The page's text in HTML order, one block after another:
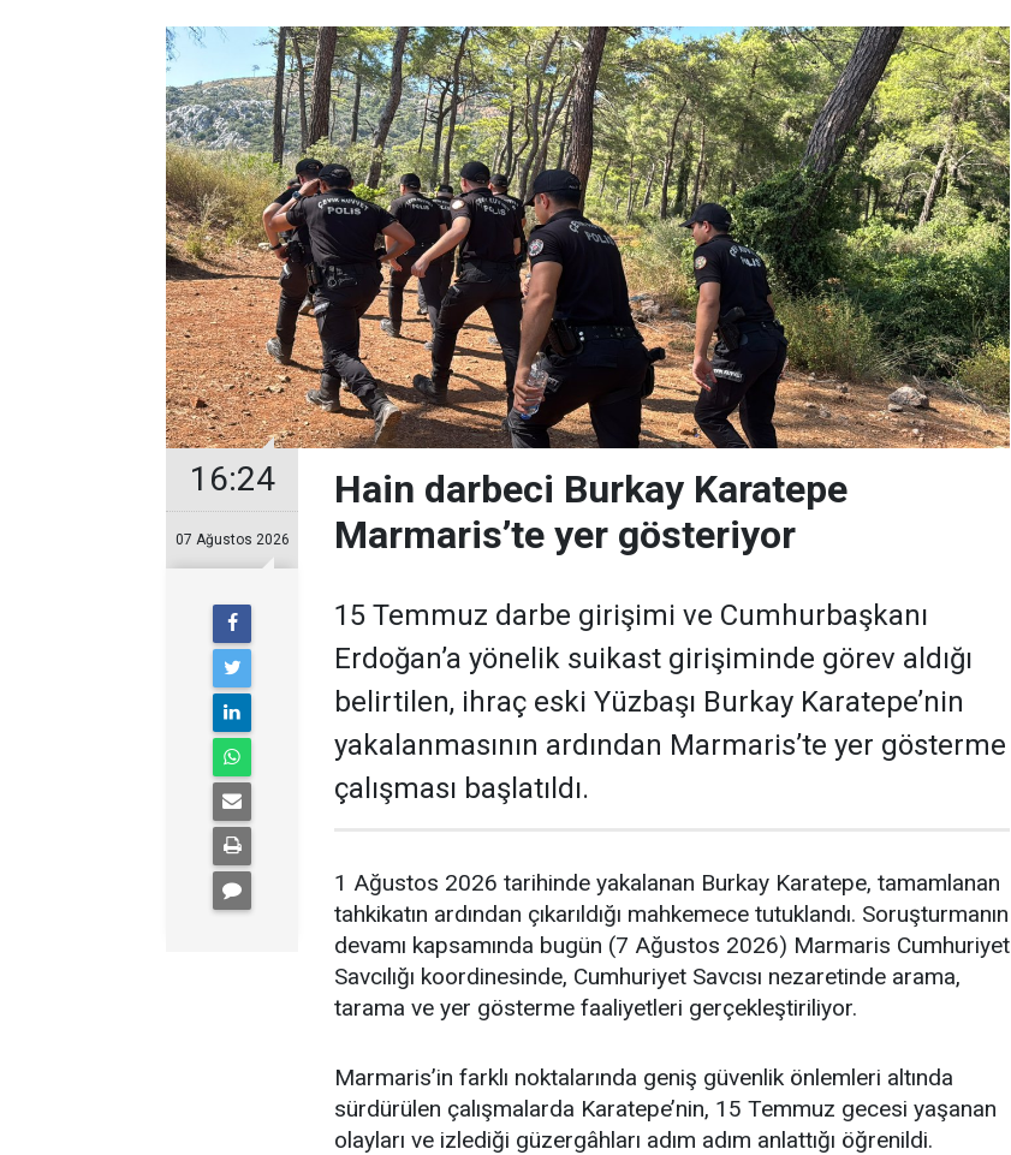
16:24
07 Ağustos 2026
Hain darbeci Burkay Karatepe
Marmaris’te yer gösteriyor
15 Temmuz darbe girişimi ve Cumhurbaşkanı
Erdoğan’a yönelik suikast girişiminde görev aldığı
belirtilen, ihraç eski Yüzbaşı Burkay Karatepe’nin
yakalanmasının ardından Marmaris’te yer gösterme
çalışması başlatıldı.
1 Ağustos 2026 tarihinde yakalanan Burkay Karatepe, tamamlanan
tahkikatın ardından çıkarıldığı mahkemece tutuklandı. Soruşturmanın
devamı kapsamında bugün (7 Ağustos 2026) Marmaris Cumhuriyet
Savcılığı koordinesinde, Cumhuriyet Savcısı nezaretinde arama,
tarama ve yer gösterme faaliyetleri gerçekleştiriliyor.
Marmaris’in farklı noktalarında geniş güvenlik önlemleri altında
sürdürülen çalışmalarda Karatepe’nin, 15 Temmuz gecesi yaşanan
olayları ve izlediği güzergâhları adım adım anlattığı öğrenildi.